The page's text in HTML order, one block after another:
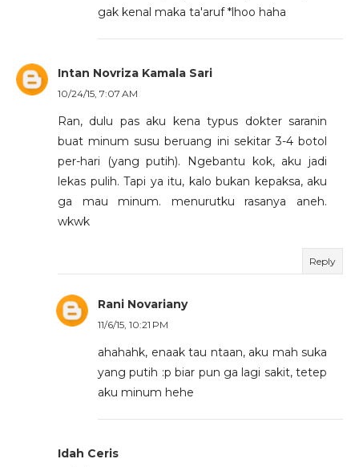
gak kenal maka ta'aruf *lhoo haha
Intan Novriza Kamala Sari
10/24/15, 7:07 AM
Ran, dulu pas aku kena typus dokter saranin
buat minum susu beruang ini sekitar 3-4 botol
per-hari (yang putih). Ngebantu kok, aku jadi
lekas pulih. Tapi ya itu, kalo bukan kepaksa, aku
ga mau minum. menurutku rasanya aneh.
wkwk
Reply
Rani Novariany
11/6/15, 10:21 PM
ahahahk, enaak tau ntaan, aku mah suka
yang putih :p biar pun ga lagi sakit, tetep
aku minum hehe
Idah Ceris